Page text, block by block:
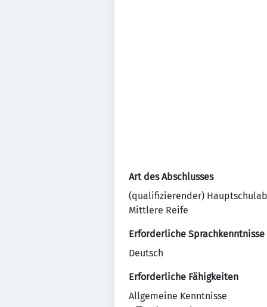
Art des Abschlusses
(qualifizierender)
Mittlere Reife
Erforderliche Sprachkenntnisse
Deutsch
Erforderliche Fähigkeiten
Allgemeine Kenntnisse